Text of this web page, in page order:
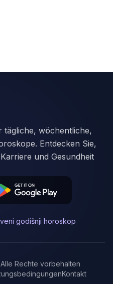
tägliche, wöchentliche,
Entdecken Sie,
und Gesundheit
godišnji horoskop
Alle Rechte vorbehalten
Kontakt